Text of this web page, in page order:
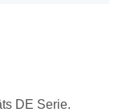
DE Serie.